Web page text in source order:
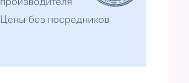
Цены без посредников